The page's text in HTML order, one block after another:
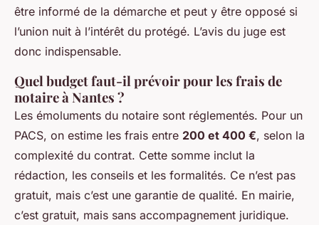
être informé de la démarche et peut y être opposé si
l’union nuit à l’intérêt du protégé. L’avis du juge est
donc indispensable.
Quel budget faut-il prévoir pour les frais de
notaire à Nantes ?
Les émoluments du notaire sont réglementés. Pour un
PACS, on estime les frais entre 200 et 400 €, selon la
complexité du contrat. Cette somme inclut la
rédaction, les conseils et les formalités. Ce n’est pas
gratuit, mais c’est une garantie de qualité. En mairie,
c’est gratuit, mais sans accompagnement juridique.